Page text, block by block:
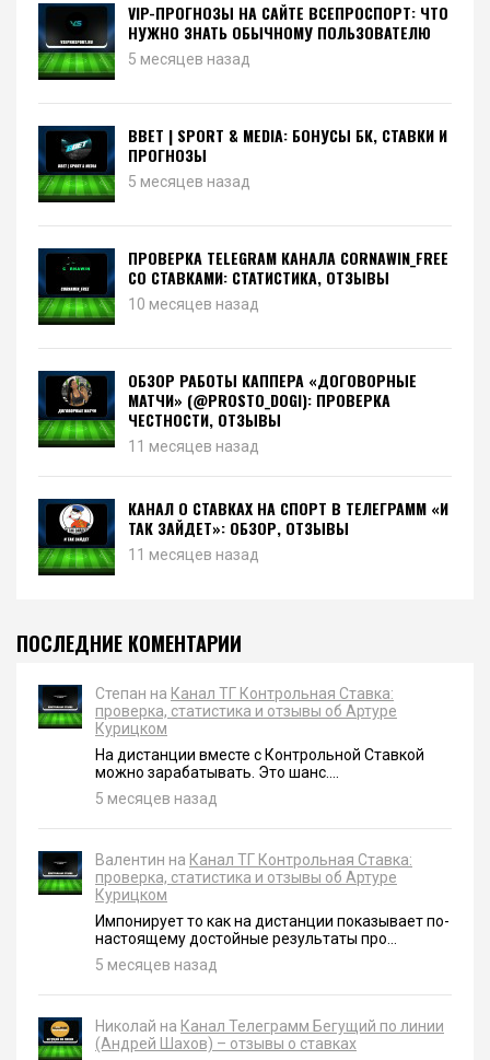
VIP-ПРОГНОЗЫ НА САЙТЕ ВСЕПРОСПОРТ: ЧТО
НУЖНО ЗНАТЬ ОБЫЧНОМУ ПОЛЬЗОВАТЕЛЮ
5 месяцев назад
BBET | SPORT & MEDIA: БОНУСЫ БК, СТАВКИ И
ПРОГНОЗЫ
5 месяцев назад
ПРОВЕРКА TELEGRAM КАНАЛА CORNAWIN_FREE
СО СТАВКАМИ: СТАТИСТИКА, ОТЗЫВЫ
10 месяцев назад
ОБЗОР РАБОТЫ КАППЕРА «ДОГОВОРНЫЕ
МАТЧИ» (@PROSTO_DOGI): ПРОВЕРКА
ЧЕСТНОСТИ, ОТЗЫВЫ
11 месяцев назад
КАНАЛ О СТАВКАХ НА СПОРТ В ТЕЛЕГРАММ «И
ТАК ЗАЙДЕТ»: ОБЗОР, ОТЗЫВЫ
11 месяцев назад
ПОСЛЕДНИЕ КОМЕНТАРИИ
Степан на Канал ТГ Контрольная Ставка:
проверка, статистика и отзывы об Артуре
Курицком
На дистанции вместе с Контрольной Ставкой
можно зарабатывать. Это шанс....
5 месяцев назад
Валентин на Канал ТГ Контрольная Ставка:
проверка, статистика и отзывы об Артуре
Курицком
Импонирует то как на дистанции показывает по-
настоящему достойные результаты про...
5 месяцев назад
Николай на Канал Телеграмм Бегущий по линии
(Андрей Шахов) – отзывы о ставках